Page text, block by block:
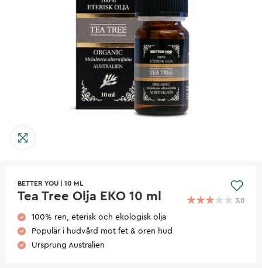
BETTER YOU 10 ML
Tea Tree Olja EKO 10 ml 3.0
100% ren, eterisk och ekologisk olja
Populär i hudvård mot fet & oren hud
Ursprung Australien